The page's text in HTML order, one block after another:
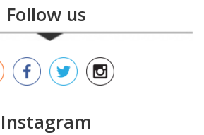
Follow us
Instagram